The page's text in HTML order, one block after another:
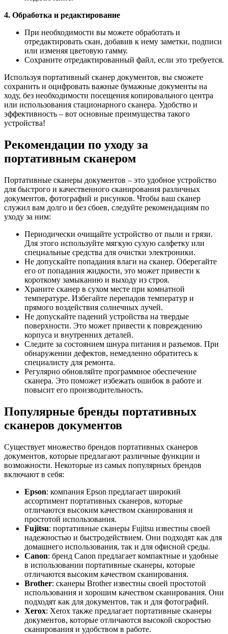
4. Обработка и редактирование
При необходимости вы можете обработать и
отредактировать скан, добавив к нему заметки, подписи
или изменяя цветовую гамму.
Сохраните отредактированный файл, если это требуется.
Используя портативный сканер документов, вы сможете
сохранить и оцифровать важные бумажные документы на
ходу, без необходимости посещения копировального центра
или использования стационарного сканера. Удобство и
эффективность – вот основные преимущества такого
устройства!
Рекомендации по уходу за
портативным сканером
Портативные сканеры документов – это удобное устройство
для быстрого и качественного сканирования различных
документов, фотографий и рисунков. Чтобы ваш сканер
служил вам долго и без сбоев, следуйте рекомендациям по
уходу за ним:
Периодически очищайте устройство от пыли и грязи.
Для этого используйте мягкую сухую салфетку или
специальные средства для очистки электроники.
Не допускайте попадания влаги на сканер. Оберегайте
его от попадания жидкости, это может привести к
короткому замыканию и выходу из строя.
Храните сканер в сухом месте при комнатной
температуре. Избегайте перепадов температур и
прямого воздействия солнечных лучей.
Не допускайте падений устройства на твердые
поверхности. Это может привести к повреждению
корпуса и внутренних деталей.
Следите за состоянием шнура питания и разъемов. При
обнаружении дефектов, немедленно обратитесь к
специалисту для ремонта.
Регулярно обновляйте программное обеспечение
сканера. Это поможет избежать ошибок в работе и
повысит его производительность.
Популярные бренды портативных
сканеров документов
Существует множество брендов портативных сканеров
документов, которые предлагают различные функции и
возможности. Некоторые из самых популярных брендов
включают в себя:
Epson: компания Epson предлагает широкий
ассортимент портативных сканеров, которые
отличаются высоким качеством сканирования и
простотой использования.
Fujitsu: портативные сканеры Fujitsu известны своей
надежностью и быстродействием. Они подходят как для
домашнего использования, так и для офисной среды.
Canon: бренд Canon предлагает компактные и удобные
в использовании портативные сканеры, которые
отличаются высоким качеством сканирования.
Brother: сканеры Brother известны своей простотой
использования и хорошим качеством сканирования. Они
подходят как для документов, так и для фотографий.
Xerox: Xerox также предлагает портативные сканеры
документов, которые отличаются высокой скоростью
сканирования и удобством в работе.